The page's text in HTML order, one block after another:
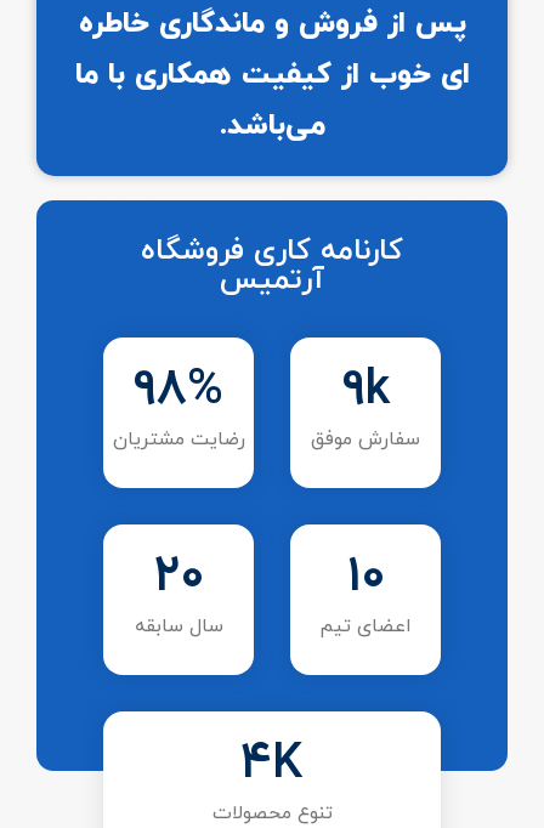
پس از فروش و ماندگاری خاطره
ای خوب از کیفیت همکاری با ما
می‌باشد.
کارنامه کاری فروشگاه
آرتمیس
سفارش موفق
k
9
رضایت مشتریان
%
98
اعضای تیم
10
سال سابقه
20
تنوع محصولات
K
4